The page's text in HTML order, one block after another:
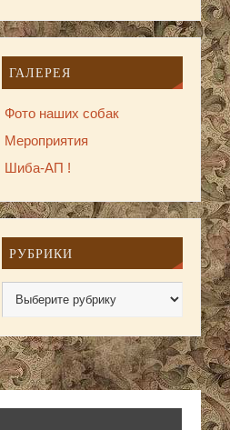
ГАЛЕРЕЯ
Фото наших собак
Мероприятия
Шиба-АП !
РУБРИКИ